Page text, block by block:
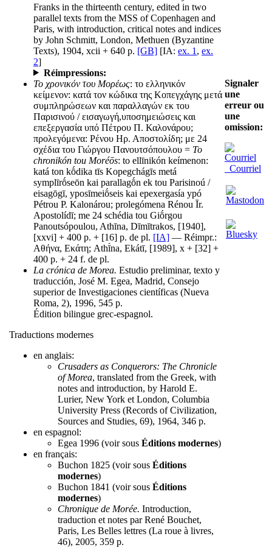
Franks in the thirteenth century, edited in two
parallel texts from the MSS of Copenhagen and
Paris, with introduction, critical notes and indices
by John Schmitt, London, Methuen (Byzantine
Texts), 1904, xcii + 640 p. [GB] [IA: ex. 1 , ex.
2]
Réimpressions:
Το χρονικόν του Μορέως: το ελληνικόν
κείμενον: κατά τον κώδικα της Κοπεγχάγης μετά
συμπληρώσεων και παραλλαγών εκ του
Παρισινού / εισαγωγή,υποσημειώσεις και
επεξεργασία υπό Πέτρου Π. Καλονάρου;
προλεγόμενα: Ρένου Ηρ. Αποστολίδη; με 24
σχέδια του Γιώργου Πανουτσόπουλου = To
chronikón tou Moréōs: to ellīnikón keímenon:
katá ton kṓdika tīs Kopegchágīs metá
symplīrṓseōn kai parallagṓn ek tou Parisinoú /
eisagōgī, yposīmeiṓseis kai epexergasía ypó
Pétrou P. Kalonárou; prolegómena Rénou Īr.
Apostolídī; me 24 schédia tou Giṓrgou
Panoutsópoulou, Athīna, Dīmītrakos, [1940],
[xxvi] + 400 p. + [16] p. de pl. [IA] — Réimpr.:
Αθήνα, Εκάτη; Athī́na, Ekátī, [1989], x + [32] +
400 p. + 24 f. de pl.
La crónica de Morea. Estudio preliminar, texto y
traducción, José M. Egea, Madrid, Consejo
superior de Investigaciones científicas (Nueva
Roma, 2), 1996, 545 p.
Édition bilingue grec-espagnol.
Traductions modernes
en anglais:
Crusaders as Conquerors: The Chronicle
of Morea, translated from the Greek, with
notes and introduction, by Harold E.
Lurier, New York et London, Columbia
University Press (Records of Civilization,
Sources and Studies, 69), 1964, 346 p.
en espagnol:
Egea 1996 (voir sous Éditions modernes)
en français:
Buchon 1825 (voir sous Éditions
modernes)
Buchon 1841 (voir sous Éditions
modernes)
Chronique de Morée. Introduction,
traduction et notes par René Bouchet,
Paris, Les Belles lettres (La roue à livres,
46), 2005, 359 p.
Signaler
une
erreur ou
une
omission:
Courriel